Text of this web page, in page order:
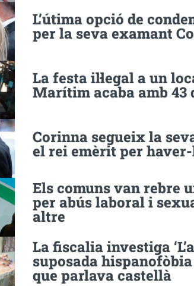
L’útima opció de
per la seva examant
La festa il·legal a un
Marítim acaba amb 43
Corinna segueix la
el rei emèrit per
Els comuns van rebre
per abús laboral i
altre
La fiscalia investiga
suposada
que parlava castellà